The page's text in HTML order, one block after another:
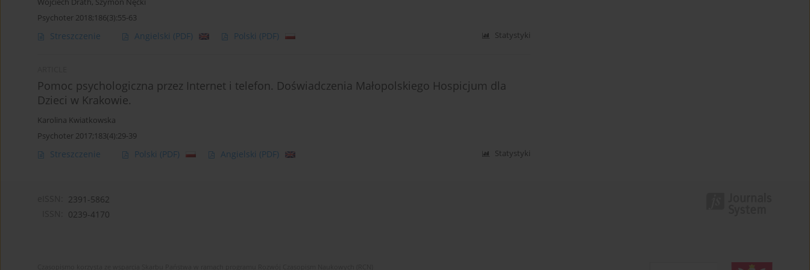
Wojciech Drath, Szymon Nęcki
Psychoter 2018;186(3):55-63
Streszczenie Angielski (PDF) Polski (PDF) Statystyki
Pomoc psychologiczna przez Internet i telefon. Doświadczenia Małopolskiego Hospicjum dla
Dzieci w Krakowie.
Karolina Kwiatkowska
Psychoter 2017;183(4):29-39
Streszczenie Polski (PDF) Angielski (PDF) Statystyki
2391-5862
0239-4170